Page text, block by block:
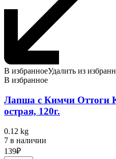
В избранноеУдалить из
В избранное
Лапша с Кимчи Оттоги
острая, 120г.
0.12 kg
7 в наличии
139₽